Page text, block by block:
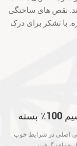
نقص های ساختگی
با تشکر برای درک
تمام محصولاتی که ما می فروشیم 100٪ بسته
فروشیم 100٪ بسته اصلی اصلی در شرایط خوب